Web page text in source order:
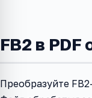
FB2 в PDF
Преобразуйте